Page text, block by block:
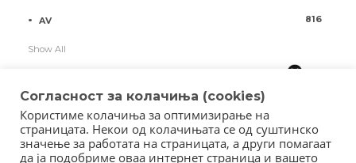
AV 816
Show All
Согласност за колачиња (cookies)
Користиме колачиња за оптимизирање на
страницата. Некои од колачињата се од суштинско
значење за работата на страницата, а други помагаат
да ја подобриме оваа интернет страница и вашето